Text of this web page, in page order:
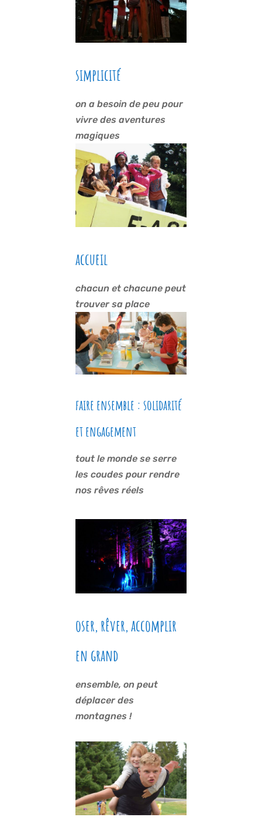
simplicité
on a besoin de peu pour
vivre des aventures
magiques
accueil
chacun et chacune peut
trouver sa place
faire ensemble : solidarité
et engagement
tout le monde se serre
les coudes pour rendre
nos rêves réels
oser, rêver, accomplir
en grand
ensemble, on peut
déplacer des
montagnes !